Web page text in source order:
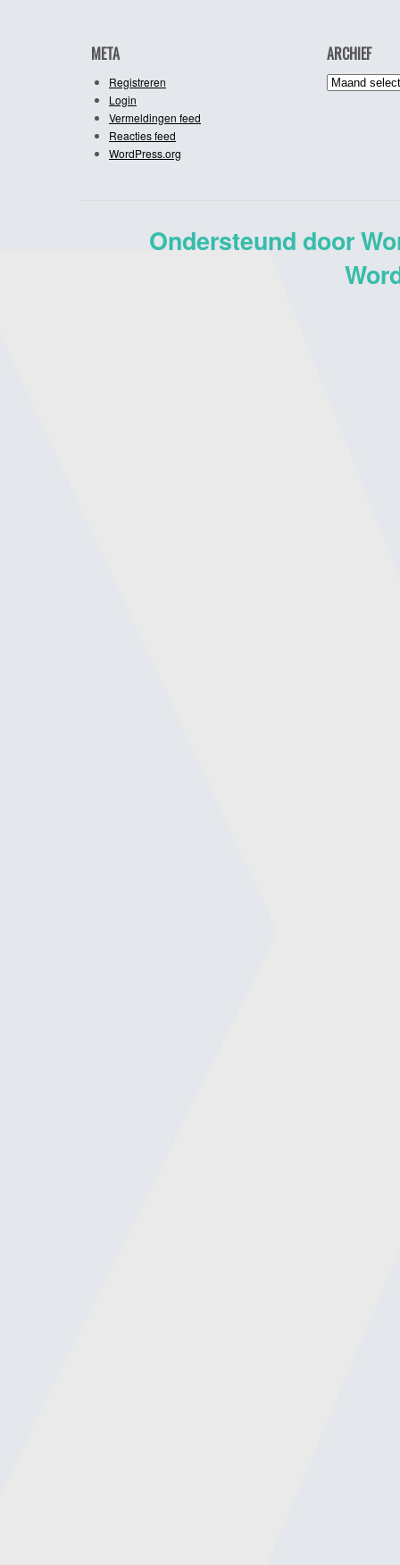
META
Registreren
Login
Vermeldingen feed
Reacties feed
WordPress.org
ARCHIEF
Archief
Ondersteund door